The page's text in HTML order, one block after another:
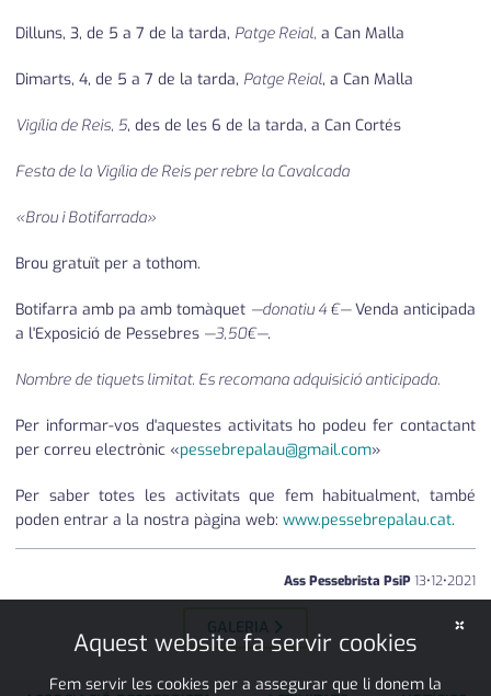
Dilluns, 3, de 5 a 7 de la tarda, Patge Reial, a Can Malla
Dimarts, 4, de 5 a 7 de la tarda, Patge Reial, a Can Malla
Vigília de Reis, 5, des de les 6 de la tarda, a Can Cortés
Festa de la Vigília de Reis per rebre la Cavalcada
«Brou i Botifarrada»
Brou gratuït per a tothom.
Botifarra amb pa amb tomàquet —donatiu 4 €—Venda anticipada
a l'Exposició de Pessebres —3,50€—.
Nombre de tiquets limitat. Es recomana adquisició anticipada.
Per informar-vos d'aquestes activitats ho podeu fer contactant
per correu electrònic «pessebrepalau@gmail.com»
Per saber totes les activitats que fem habitualment, també
poden entrar a la nostra pàgina web: www.pessebrepalau.cat.
Ass Pessebrista PsiP13•12•2021
GALERIA ×
Aquest website fa servir cookies
Fem servir les cookies per a assegurar que li donem la